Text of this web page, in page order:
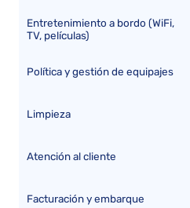
Entretenimiento a bordo (WiFi,
TV, películas)
Política y gestión de equipajes
Limpieza
Atención al cliente
Facturación y embarque